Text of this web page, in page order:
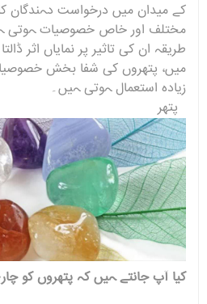
کے میدان میں درخواست دہندگان
مختلف اور خاص خصوصیات ہوتی
طریقہ ان کی تاثیر پر نمایاں اثر
میں، پتھروں کی شفا بخش
زیادہ استعمال ہوتی ہیں۔
پتھر
کیا آپ جانتے ہیں کہ پتھروں کو